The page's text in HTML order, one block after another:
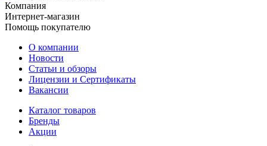
Компания
Интернет-магазин
Помощь покупателю
О компании
Новости
Статьи и обзоры
Лицензии и Сертификаты
Вакансии
Каталог товаров
Бренды
Акции